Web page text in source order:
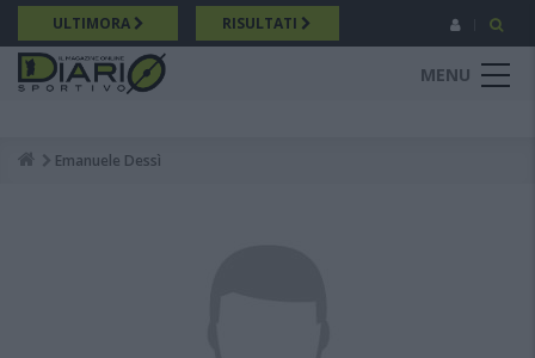
Salta
al
contenuto
principale
ULTIMORA RISULTATI
MENU
Breadcrumb
Emanuele Dessì